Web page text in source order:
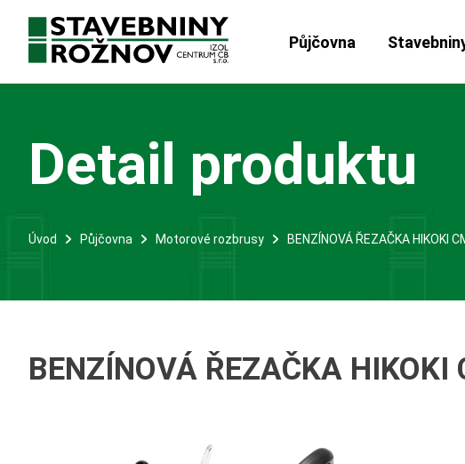
Půjčovna
Detail produktu
Úvod Půjčovna Motorové rozbrusy BENZÍNOVÁ ŘEZAČKA HIKOKI
BENZÍNOVÁ ŘEZAČKA